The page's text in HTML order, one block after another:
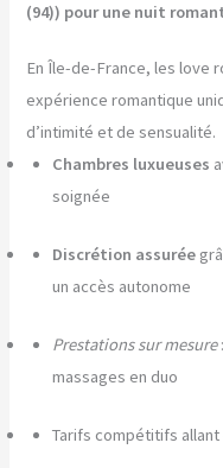
(94)) pour une nuit
En Île-de-France, les love
expérience romantique
d’intimité et de sensualité.
Chambres luxueuses
soignée
Discrétion assurée
un accès autonome
Prestations sur mesure
massages en duo
Tarifs compétitifs allant